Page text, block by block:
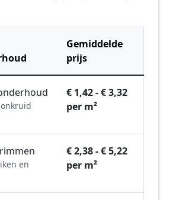
Gemiddelde
prijs
€ 1,42 - € 3,32
per m²
en
€ 2,38 - € 5,22
per m²